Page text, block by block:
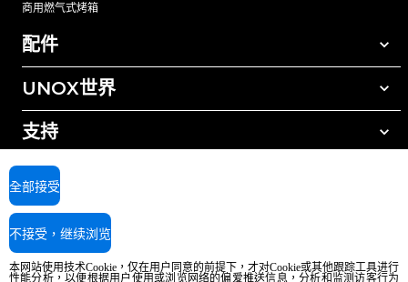
商用燃气式烤箱
配件
所有配件
手动清洗清洁剂
树脂过滤水处理
反渗透水处理
UNOX世界
我们在全球的办事处
支持
UNOX质保
查找经销商
查找服务中心
版权所有2026 UNOX SpA保留所有权利。Reg.Imp.Padova n°04230750285 -
AI Content Disclaimer
本网站使用技术Cookie，仅在用户同意的前提下，才对Cookie或其他跟踪工具进行
性能分析，以便根据用户使用或浏览网络的偏爱推送信息，分析和监测访客行为
全部接受
不接受，继续浏览